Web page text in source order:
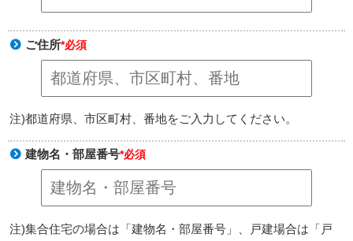
ご住所*必須
注)都道府県、市区町村、番地をご入力してください。
建物名・部屋番号*必須
注)集合住宅の場合は「建物名・部屋番号」、戸建場合は「戸